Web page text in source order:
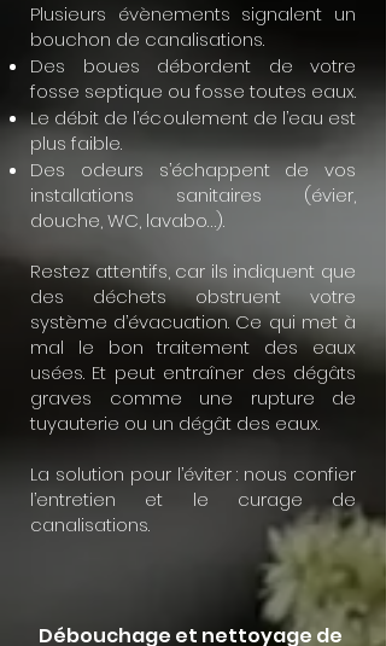
Plusieurs évènements signalent un
bouchon de canalisations.
Des boues débordent de votre
fosse septique ou fosse toutes eaux.
Le débit de l’écoulement de l’eau est
plus faible.
Des odeurs s’échappent de vos
installations sanitaires (évier,
douche, WC, lavabo…).
Restez attentifs, car ils indiquent que
des déchets obstruent votre
système d’évacuation. Ce qui met à
mal le bon traitement des eaux
usées. Et peut entraîner des dégâts
graves comme une rupture de
tuyauterie ou un dégât des eaux.
La solution pour l’éviter : nous confier
l’entretien et le curage de
canalisations.
Débouchage et nettoyage de